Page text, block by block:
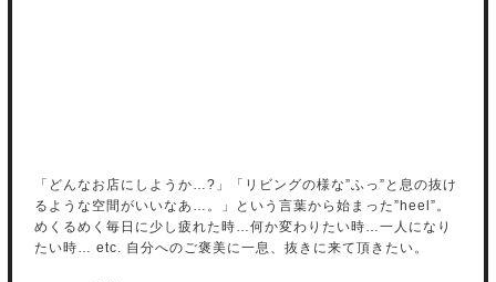
「どんなお店にしようか…?」「リビングの様な”ふっ”と息の抜け
るような空間がいいなあ…。」という言葉から始まった”heel”。
めくるめく毎日に少し疲れた時…何か変わりたい時…一人になり
たい時… etc. 自分へのご褒美に一息、抜きに来て頂きたい。